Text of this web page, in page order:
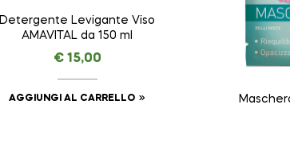
Detergente Levigante Viso
AMAVITAL da 150 ml
€15,00
AGGIUNGI AL CARRELLO